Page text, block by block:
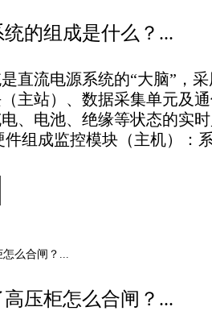
的组成是什么？...
直流电源系统的“大脑”，
主站）‌、‌数据采集单元‌及‌
、电池、绝缘等状态的实
件组成‌监控模块（主机）‌：
压柜怎么合闸？...